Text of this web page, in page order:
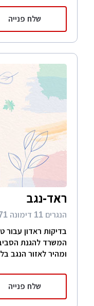
שלח פנייה
ראד-נגב
הנגרים 11 דימונה 44171
המשרד להגנת
ומהיר לאזור הנגב
שלח פנייה